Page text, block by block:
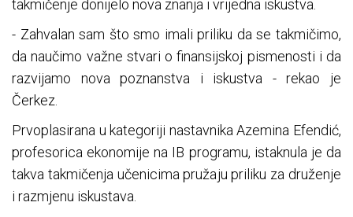
takmičenje donijelo nova znanja i vrijedna iskustva.
- Zahvalan sam što smo imali priliku da se takmičimo,
da naučimo važne stvari o finansijskoj pismenosti i da
razvijamo nova poznanstva i iskustva - rekao je
Čerkez.
Prvoplasirana u kategoriji nastavnika Azemina Efendić,
profesorica ekonomije na IB programu, istaknula je da
takva takmičenja učenicima pružaju priliku za druženje
i razmjenu iskustava.